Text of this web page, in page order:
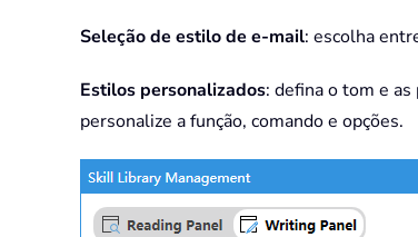
Seleção de estilo de e-mail: escolha
Estilos personalizados: defina o tom e
personalize a função, comando e opções.